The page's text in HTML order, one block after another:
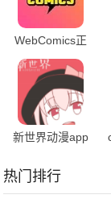
WebComics正
版
新世界动漫app
热门排行